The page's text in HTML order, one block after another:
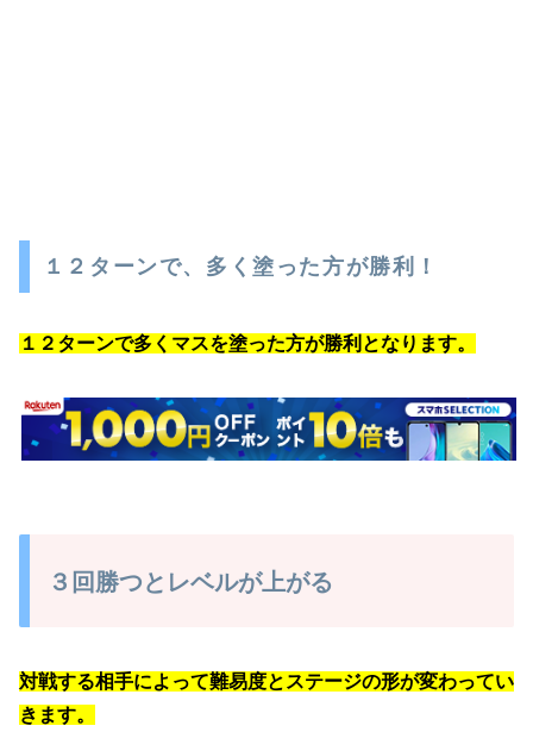
１２ターンで、多く塗った方が勝利！
１２ターンで多くマスを塗った方が勝利となります。
３回勝つとレベルが上がる
対戦する相手によって難易度とステージの形が変わってい
きます。